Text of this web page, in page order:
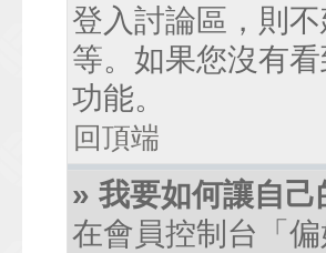
登入討論區，則
等。如果您沒有
功能。
回頂端
» 我要如何讓自
在會員控制台「